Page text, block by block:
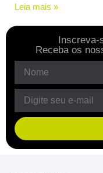
Leia mais »
Inscreva-
Receba os